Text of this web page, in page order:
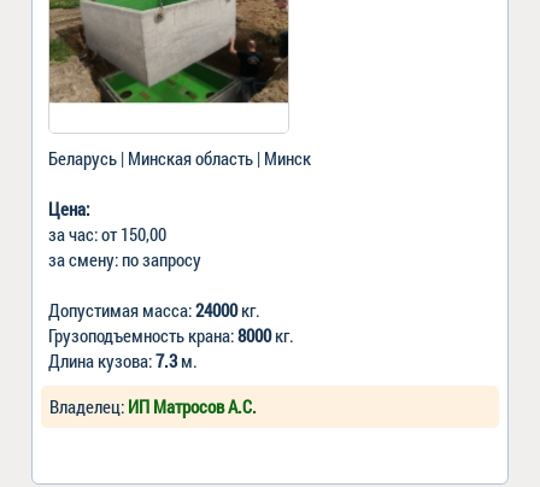
Беларусь | Минская область | Минск
Цена:
за час: от 150,00
за смену: по запросу
Допустимая масса:24000кг.
Грузоподъемность крана:8000кг.
Длина кузова:7.3м.
Владелец: ИП Матросов А.С.